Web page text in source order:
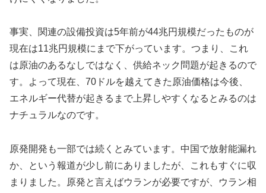
事実、関連の設備投資は5年前が44兆円規模だったものが
現在は11兆円規模にまで下がっています。つまり、これ
は原油のあるなしではなく、供給ネック問題が起きるので
す。よって現在、70ドルを越えてきた原油価格は今後、
エネルギー代替が起きるまで上昇しやすくなるとみるのは
ナチュラルなのです。
原発開発も一部では続くとみています。中国で放射能漏れ
か、という報道が少し前にありましたが、これもすぐに収
まりました。原発と言えばウランが必要ですが、ウラン相